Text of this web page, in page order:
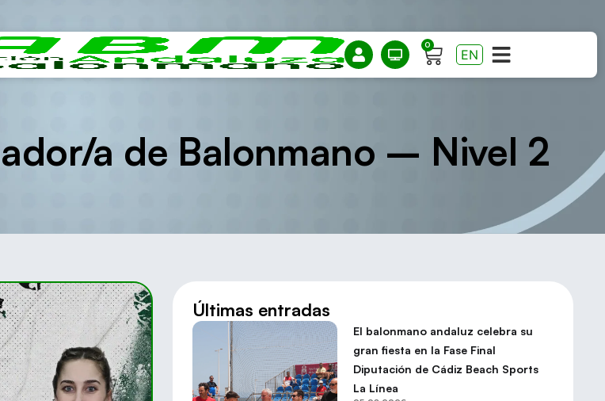
0
EN
a de Balonmano – Nivel 2
Últimas entradas
El balonmano andaluz celebra su
gran fiesta en la Fase Final
Diputación de Cádiz Beach Sports
La Línea